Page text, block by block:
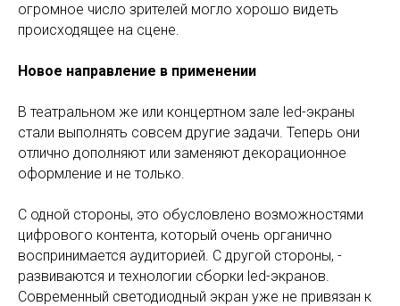
огромное число зрителей могло хорошо видеть
происходящее на сцене.
Новое направление в применении
В театральном же или концертном зале led-экраны
стали выполнять совсем другие задачи. Теперь они
отлично дополняют или заменяют декорационное
оформление и не только.
С одной стороны, это обусловлено возможностями
цифрового контента, который очень органично
воспринимается аудиторией. С другой стороны, -
развиваются и технологии сборки led-экранов.
Современный светодиодный экран уже не привязан к